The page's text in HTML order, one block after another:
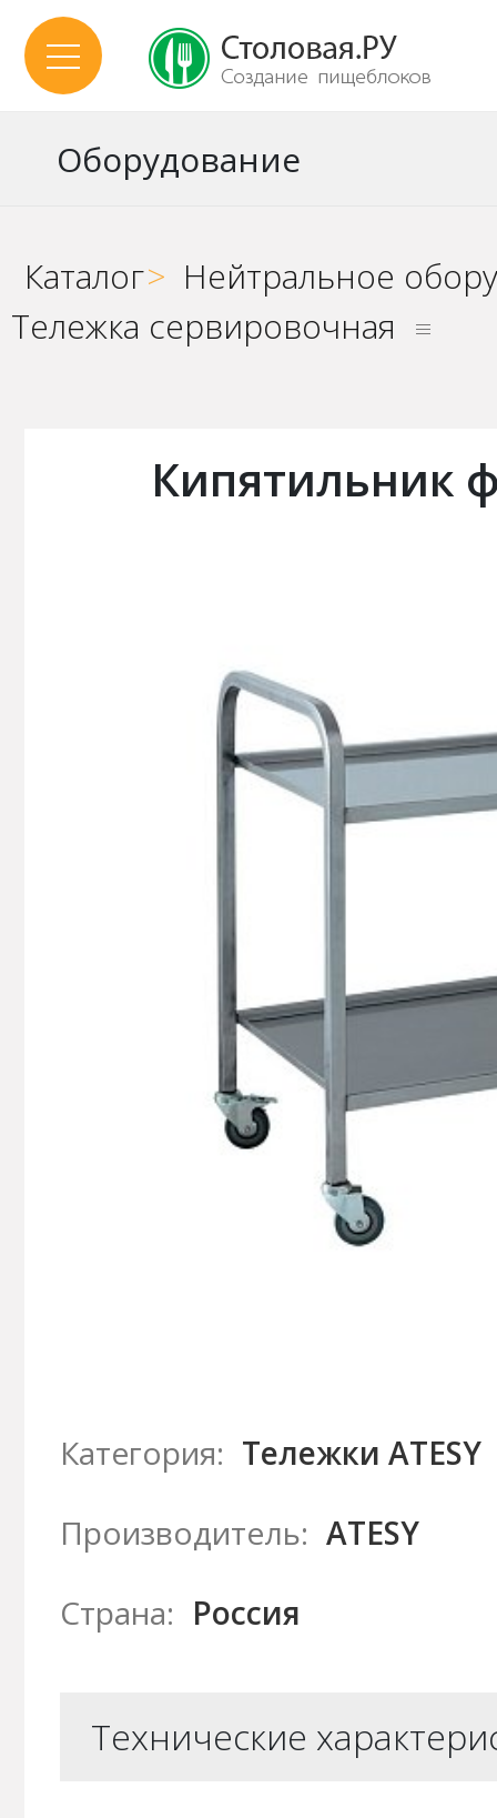
Оборудование
Каталог> Нейтральное
Тележка сервировочная
Кипятильник
Категория: Тележки ATESY
Производитель: ATESY
Страна: Россия
Технические